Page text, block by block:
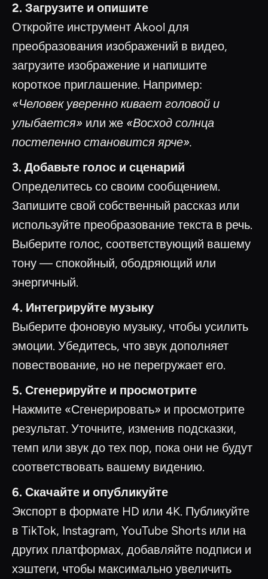
2. Загрузите и опишите
Откройте инструмент Akool для
преобразования изображений в видео,
загрузите изображение и напишите
короткое приглашение. Например:
«Человек уверенно кивает головой и
улыбается» или же «Восход солнца
постепенно становится ярче».
3. Добавьте голос и сценарий
Определитесь со своим сообщением.
Запишите свой собственный рассказ или
используйте преобразование текста в речь.
Выберите голос, соответствующий вашему
тону — спокойный, ободряющий или
энергичный.
4. Интегрируйте музыку
Выберите фоновую музыку, чтобы усилить
эмоции. Убедитесь, что звук дополняет
повествование, но не перегружает его.
5. Сгенерируйте и просмотрите
Нажмите «Сгенерировать» и просмотрите
результат. Уточните, изменив подсказки,
темп или звук до тех пор, пока они не будут
соответствовать вашему видению.
6. Скачайте и опубликуйте
Экспорт в формате HD или 4K. Публикуйте
в TikTok, Instagram, YouTube Shorts или на
других платформах, добавляйте подписи и
хэштеги, чтобы максимально увеличить